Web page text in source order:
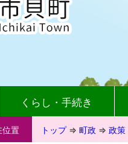
くらし・手続き
位置 トップ⇒ 町政 ⇒ 政策